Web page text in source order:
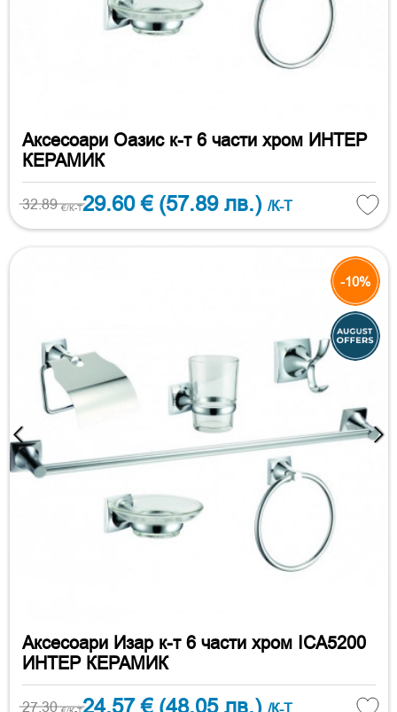
Аксесоари Оазис к-т 6 части хром ИНТЕР
КЕРАМИК
32.89€/К-Т29.60 € (57.89 лв.) /К-Т
-10%
Аксесоари Изар к-т 6 части хром ICA5200
ИНТЕР КЕРАМИК
27.30